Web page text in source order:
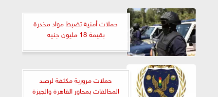
حملات أمنية تضبط مواد مخدرة
بقيمة 18 مليون جنيه
حملات مرورية مكثفة لرصد
المخالفات بمحاور القاهرة والجيزة